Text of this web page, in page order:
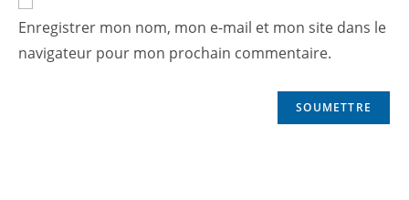
Enregistrer mon nom, mon e-mail et mon site dans le
navigateur pour mon prochain commentaire.